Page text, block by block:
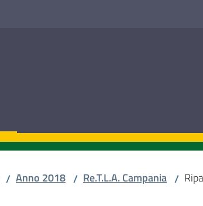
/ Anno 2018 / Re.T.L.A. Campania /